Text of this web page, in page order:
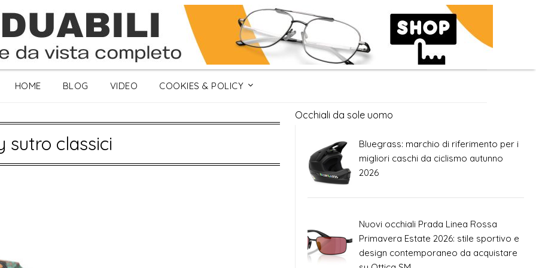
HOME BLOG VIDEO COOKIES & POLICY
Occhiali da sole uomo
sutro classici
Bluegrass: marchio di riferimento per i
migliori caschi da ciclismo autunno
2026
Nuovi occhiali Prada Linea Rossa
Primavera Estate 2026: stile sportivo e
design contemporaneo da acquistare